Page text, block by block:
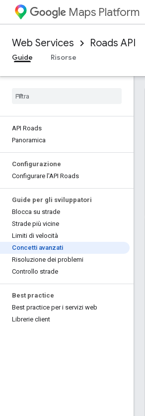
Maps Platform
Web Services Roads API
Guide
Risorse
API Roads
Panoramica
Configurazione
Configurare l'API Roads
Guide per gli sviluppatori
Blocca su strade
Strade più vicine
Limiti di velocità
Concetti avanzati
Risoluzione dei problemi
Controllo strade
Best practice
Best practice per i servizi web
Librerie client